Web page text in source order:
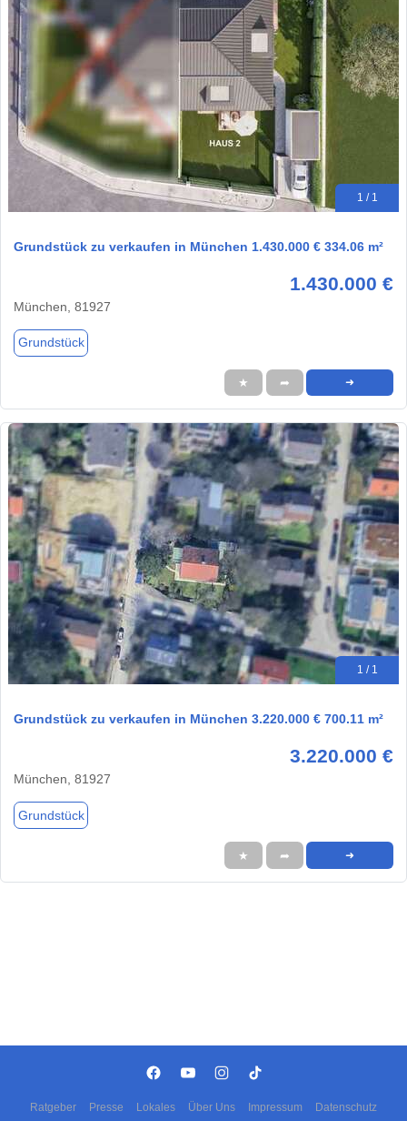
1 / 1
Grundstück zu verkaufen in München 1.430.000 € 334.06 m²
1.430.000 €
München, 81927
Grundstück
★ ➦ ➜
1 / 1
Grundstück zu verkaufen in München 3.220.000 € 700.11 m²
3.220.000 €
München, 81927
Grundstück
★ ➦ ➜
Ratgeber Presse Lokales Über Uns Impressum Datenschutz